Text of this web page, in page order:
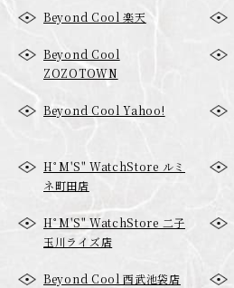
Beyond Cool 楽天
Beyond Cool
ZOZOTOWN
Beyond Cool Yahoo!
HﾟM'S" WatchStore ルミ
ネ町田店
HﾟM'S" WatchStore 二子
玉川ライズ店
Beyond Cool 西武池袋店